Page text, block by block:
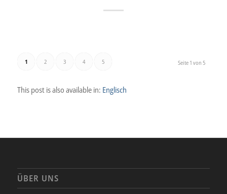
Seite 1 von 5
1 2 3 4 5
This post is also available in: Englisch
ÜBER UNS